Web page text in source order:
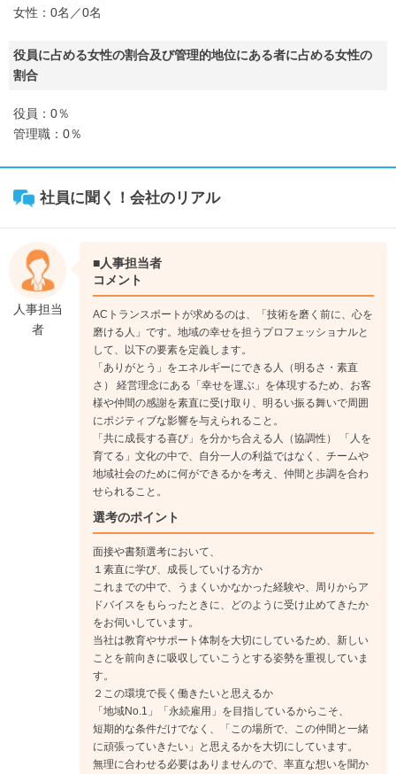
女性：0名／0名
役員に占める女性の割合及び管理的地位にある者に占める女性の
割合
役員：0％
管理職：0％
社員に聞く！会社のリアル
人事担当
者
■人事担当者
コメント
ACトランスポートが求めるのは、「技術を磨く前に、心を
磨ける人」です。地域の幸せを担うプロフェッショナルと
して、以下の要素を定義します。
「ありがとう」をエネルギーにできる人（明るさ・素直
さ） 経営理念にある「幸せを運ぶ」を体現するため、お客
様や仲間の感謝を素直に受け取り、明るい振る舞いで周囲
にポジティブな影響を与えられること。
「共に成長する喜び」を分かち合える人（協調性） 「人を
育てる」文化の中で、自分一人の利益ではなく、チームや
地域社会のために何ができるかを考え、仲間と歩調を合わ
せられること。
選考のポイント
面接や書類選考において、
１素直に学び、成長していける方か
これまでの中で、うまくいかなかった経験や、周りからア
ドバイスをもらったときに、どのように受け止めてきたか
をお伺いしています。
当社は教育やサポート体制を大切にしているため、新しい
ことを前向きに吸収していこうとする姿勢を重視していま
す。
２この環境で長く働きたいと思えるか
「地域No.1」「永続雇用」を目指しているからこそ、
短期的な条件だけでなく、「この場所で、この仲間と一緒
に頑張っていきたい」と思えるかを大切にしています。
無理に合わせる必要はありませんので、率直な想いを聞か